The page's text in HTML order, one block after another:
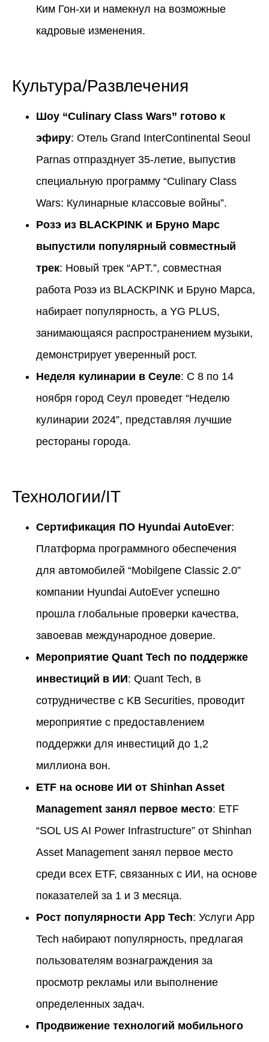
Ким Гон-хи и намекнул на возможные
кадровые изменения.
Культура/Развлечения
Шоу “Culinary Class Wars” готово к
эфиру: Отель Grand InterContinental Seoul
Parnas отпразднует 35-летие, выпустив
специальную программу “Culinary Class
Wars: Кулинарные классовые войны”.
Розэ из BLACKPINK и Бруно Марс
выпустили популярный совместный
трек: Новый трек “APT.”, совместная
работа Розэ из BLACKPINK и Бруно Марса,
набирает популярность, а YG PLUS,
занимающаяся распространением музыки,
демонстрирует уверенный рост.
Неделя кулинарии в Сеуле: С 8 по 14
ноября город Сеул проведет “Неделю
кулинарии 2024”, представляя лучшие
рестораны города.
Технологии/IT
Сертификация ПО Hyundai AutoEver:
Платформа программного обеспечения
для автомобилей “Mobilgene Classic 2.0”
компании Hyundai AutoEver успешно
прошла глобальные проверки качества,
завоевав международное доверие.
Мероприятие Quant Tech по поддержке
инвестиций в ИИ: Quant Tech, в
сотрудничестве с KB Securities, проводит
мероприятие с предоставлением
поддержки для инвестиций до 1,2
миллиона вон.
ETF на основе ИИ от Shinhan Asset
Management занял первое место: ETF
“SOL US AI Power Infrastructure” от Shinhan
Asset Management занял первое место
среди всех ETF, связанных с ИИ, на основе
показателей за 1 и 3 месяца.
Рост популярности App Tech: Услуги App
Tech набирают популярность, предлагая
пользователям вознаграждения за
просмотр рекламы или выполнение
определенных задач.
Продвижение технологий мобильного